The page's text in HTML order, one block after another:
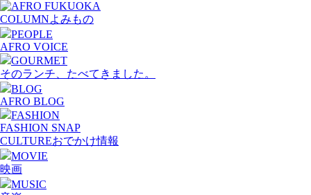
COLUMNよみもの
PEOPLE
AFRO VOICE
GOURMET
そのランチ、たべてきました。
BLOG
AFRO BLOG
FASHION
FASHION SNAP
CULTUREおでかけ情報
MOVIE
映画
MUSIC